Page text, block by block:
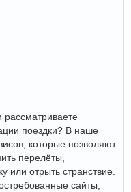
рассматриваете
поездки? В наше
которые позволяют
перелёты,
или отрыть странствие.
сайты,